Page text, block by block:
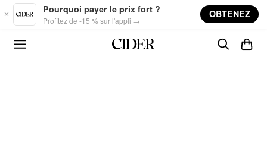
Skip to main content
Pourquoi payer le prix fort ?
Profitez de -15 % sur l'appli →
OBTENEZ